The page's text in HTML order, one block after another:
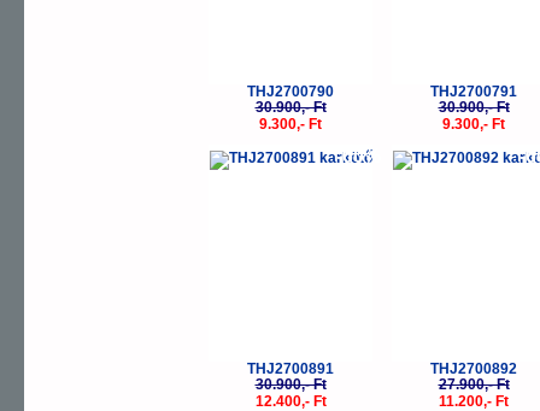
THJ2700790
30.900,- Ft
9.300,- Ft
THJ2700791
30.900,- Ft
9.300,- Ft
-60%
THJ2700891
30.900,- Ft
12.400,- Ft
-
THJ2700892
27.900,- Ft
11.200,- Ft